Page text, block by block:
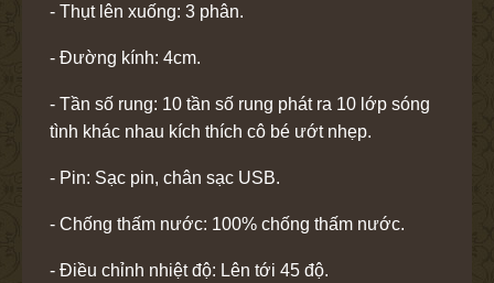
- Thụt lên xuống: 3 phân.
- Đường kính: 4cm.
- Tần số rung: 10 tần số rung phát ra 10 lớp sóng
tình khác nhau kích thích cô bé ướt nhẹp.
- Pin: Sạc pin, chân sạc USB.
- Chống thấm nước: 100% chống thấm nước.
- Điều chỉnh nhiệt độ: Lên tới 45 độ.